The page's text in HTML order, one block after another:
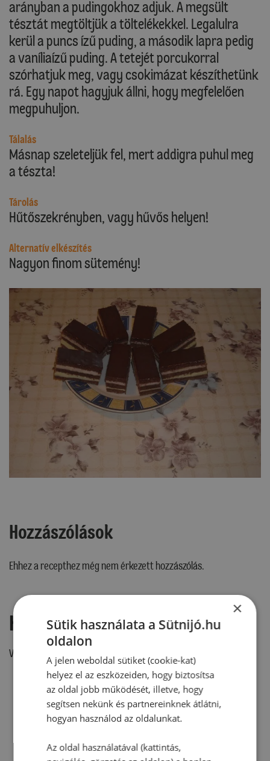
arányban a pudingokhoz adjuk. A megsült
tésztát megtöltjük a töltelékekkel. Legalulra
kerül a puncs ízű puding, a második lapra pedig
a vaníliaízű puding. A tetejét porcukorral
szórhatjuk meg, vagy csokimázat készíthetünk
rá. Egy napot hagyjuk állni, hogy megfelelően
megpuhuljon.
Tálalás
Másnap szeleteljük fel, mert addigra puhul meg
a tészta!
Tárolás
Hűtőszekrényben, vagy hűvős helyen!
Alternatív elkészítés
Nagyon finom sütemény!
Hozzászólások
Ehhez a recepthez még nem érkezett hozzászólás.
Hozzászólás írása
Vélemény írásához, kérjük,jelentkezz be!
RECEPTAJÁNLÓ
×
Sütik használata a Sütnijó.hu
oldalon
A jelen weboldal sütiket (cookie-kat)
helyez el az eszközeiden, hogy biztosítsa
az oldal jobb működését, illetve, hogy
segítsen nekünk és partnereinknek átlátni,
hogyan használod az oldalunkat.
Az oldal használatával (kattintás,